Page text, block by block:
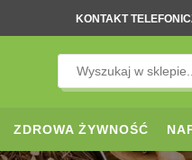
KONTAKT
ZDROWA ŻYWNOŚĆ